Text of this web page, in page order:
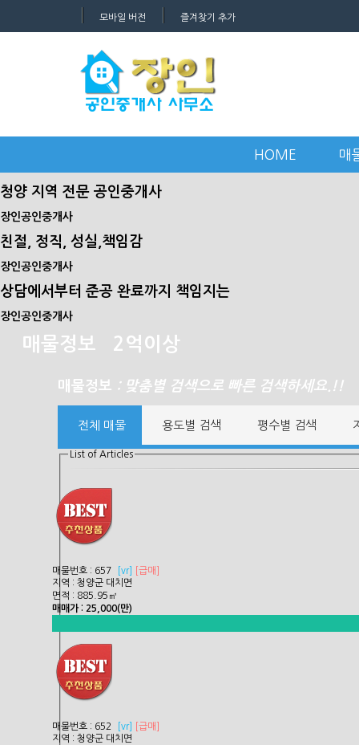
모바일 버전 즐겨찾기 추가
HOME 매
청양 지역 전문 공인중개사
장인공인중개사
친절, 정직, 성실,책임감
장인공인중개사
상담에서부터 준공 완료까지 책임지는
장인공인중개사
매물정보 2억이상
매물정보 : 맞춤별 검색으로 빠른 검색하세요.!!
전체 매물 용도별 검색 평수별 검색
List of Articles
매물번호 : 657 vr]
[급매]
지역 : 청양군 대치면
면적 : 885.95㎡
매매가 : 25,000(만)
매물번호 : 652 vr]
[급매]
지역 : 청양군 대치면